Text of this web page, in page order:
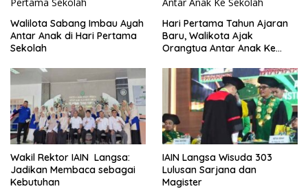
Walilota Sabang Imbau Ayah
Antar Anak di Hari Pertama
Sekolah
Hari Pertama Tahun Ajaran
Baru, Walikota Ajak
Orangtua Antar Anak Ke
Wakil Rektor IAIN Langsa:
Jadikan Membaca sebagai
Kebutuhan
IAIN Langsa Wisuda 303
Lulusan Sarjana dan
Magister